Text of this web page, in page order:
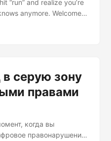
“run” and realize you’re
anymore. Welcome
up to court with a
серую зону
правами
когда вы
правонарушение.